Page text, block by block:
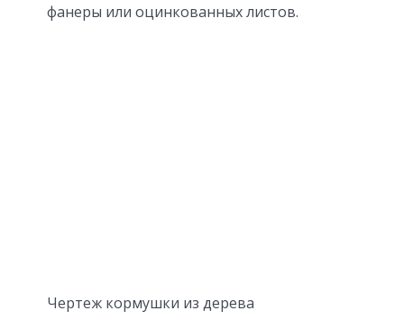
фанеры или оцинкованных листов.
Чертеж кормушки из дерева